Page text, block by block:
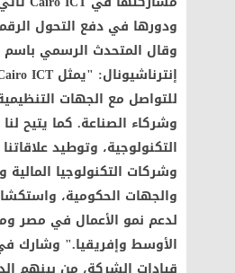
ودورها في دفع التحول
وقال المتحدث الرسمي باسم
للتواصل مع الجهات
وشركاء الصناعة. كما يتيح
التكنولوجية، وتوطيد
وشركات التكنولوجيا المالية
والجهات الحكومية،
لدعم نمو الأعمال في مصر
الأوسط وإفريقيا." وشارك